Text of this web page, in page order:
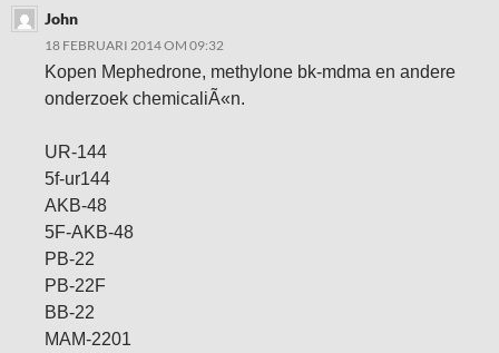
John
18 FEBRUARI 2014 OM 09:32
Kopen Mephedrone, methylone bk-mdma en andere
onderzoek chemicaliÃ«n.
UR-144
5f-ur144
AKB-48
5F-AKB-48
PB-22
PB-22F
BB-22
MAM-2201